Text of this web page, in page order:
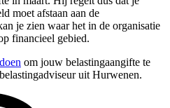
moet afstaan aan de
je zien waar het in de organisatie
financieel gebied.
om jouw belastingaangifte te
uit Hurwenen.